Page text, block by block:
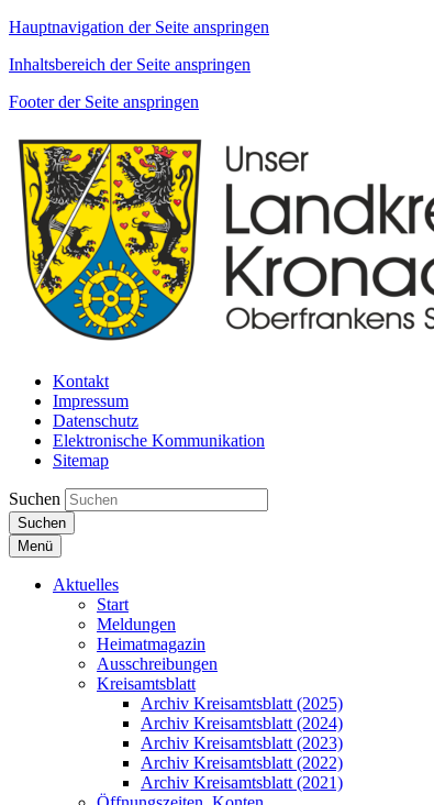
Hauptnavigation der Seite anspringen
Inhaltsbereich der Seite anspringen
Footer der Seite anspringen
Kontakt
Impressum
Datenschutz
Elektronische Kommunikation
Sitemap
Suchen
Suchen
Menü
Aktuelles
Start
Meldungen
Heimatmagazin
Ausschreibungen
Kreisamtsblatt
Archiv Kreisamtsblatt (2025)
Archiv Kreisamtsblatt (2024)
Archiv Kreisamtsblatt (2023)
Archiv Kreisamtsblatt (2022)
Archiv Kreisamtsblatt (2021)